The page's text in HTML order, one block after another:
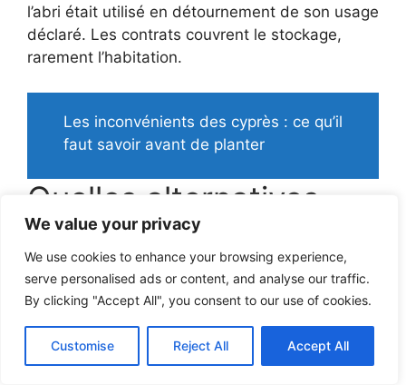
We value your privacy
We use cookies to enhance your browsing experience,
serve personalised ads or content, and analyse our traffic.
By clicking "Accept All", you consent to our use of cookies.
Customise Reject All Accept All
l’abri était utilisé en détournement de son usage
déclaré. Les contrats couvrent le stockage,
rarement l’habitation.
Les inconvénients des cyprès : ce qu’il
faut savoir avant de planter
Quelles alternatives
fiables sans se ruiner ?
Option 1 : Le marché de
l’occasion (Leboncoin)
Des milliers d’abris Action sont revendus non